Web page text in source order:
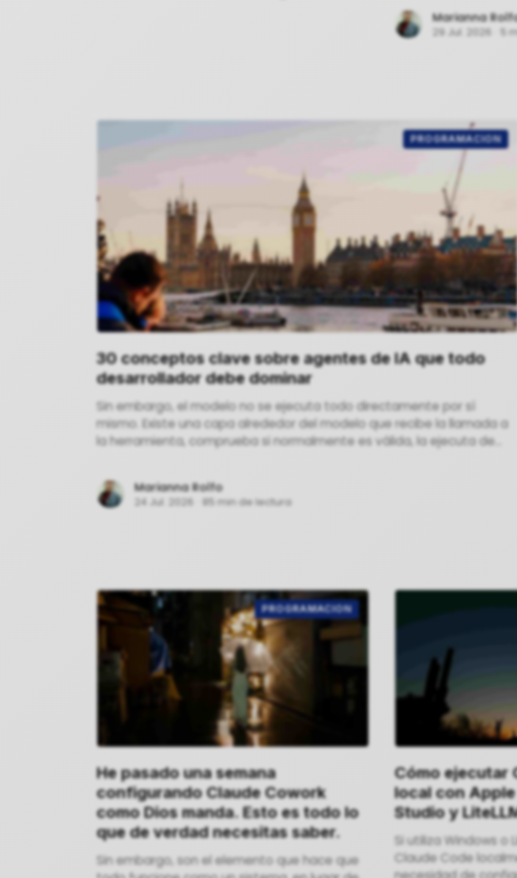
Marianna
29 Jul. 2026 5
PROGRAMACION
30 conceptos clave sobre agentes de IA que todo
desarrollador debe dominar
Sin embargo, el modelo no se ejecuta todo directamente por sí
mismo. Existe una capa alrededor del modelo que recibe la llamada a
la herramienta, comprueba si normalmente es válida, la ejecuta de
Marianna Rolfo
24 Jul. 2026 85 min de lectura
PROGRAMACION
He pasado una semana
configurando Claude Cowork
como Dios manda. Esto es todo lo
que de verdad necesitas saber.
Sin embargo, son el elemento que hace que
Cómo ejecutar
local con
Studio y
Si utiliza Windows o
Claude Code